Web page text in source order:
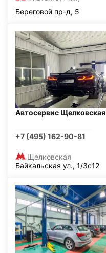
Береговой пр-д, 5
Автосервис Щелковская
+7 (495) 162-90-81
Щелковская
Байкальская ул., 1/3с12